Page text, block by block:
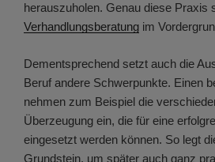
herauszuholen. Genau diese Praxis
Verhandlungsberatung im
Dementsprechend setzt auch die
Beruf andere Schwerpunkte. Einen
nehmen zum Beispiel die
Überzeugung ein, die für eine
eingesetzt werden können. So legt
Grundstein, um später auch ganz